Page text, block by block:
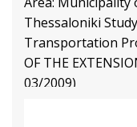
Thessaloniki
Transportation
OF THE
03/2009)